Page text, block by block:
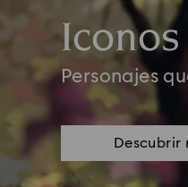
Personajes
Descubrir